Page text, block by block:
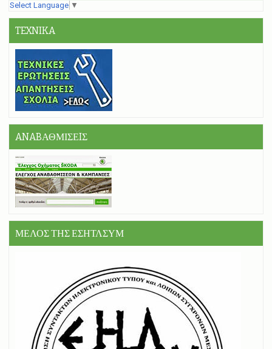
Select Language ▼
TEXNIKA
ANABΑΘΜΙΣΕIΣ
ΜΕΛΟΣ ΤΗΣ ΕΣΗΤΛΣΥΜ